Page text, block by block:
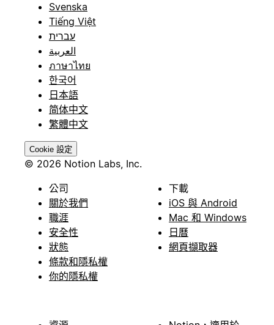
Svenska
Tiếng Việt
עברית
العربية
ภาษาไทย
한국어
日本語
简体中文
繁體中文
Cookie 設定
© 2026 Notion Labs, Inc.
公司
關於我們
職涯
安全性
狀態
條款和隱私權
你的隱私權
下載
iOS 與 Android
Mac 和 Windows
日曆
網頁擷取器